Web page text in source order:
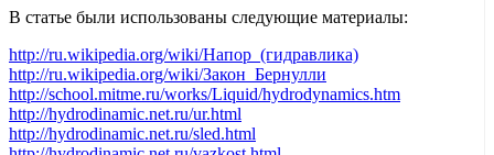
В статье были использованы следующие материалы:
http://ru.wikipedia.org/wiki/Напор_(гидравлика)
http://ru.wikipedia.org/wiki/Закон_Бернулли
http://school.mitme.ru/works/Liquid/hydrodynamics.htm
http://hydrodinamic.net.ru/ur.html
http://hydrodinamic.net.ru/sled.html